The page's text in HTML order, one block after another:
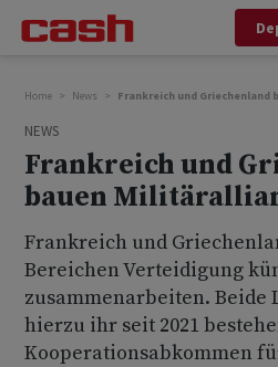
Home News Frankreich und Griechenland
NEWS
Frankreich und
bauen
Frankreich und
Bereichen Verteidigung
zusammenarbeiten. Beide
hierzu ihr seit 2021
Kooperationsabkommen